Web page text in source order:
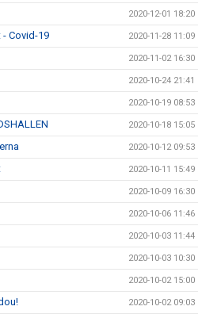
2020-12-01 18:20
Covid-19 2020-11-28 11:09
2020-11-02 16:30
2020-10-24 21:41
2020-10-19 08:53
2020-10-18 15:05
2020-10-12 09:53
2020-10-11 15:49
2020-10-09 16:30
2020-10-06 11:46
2020-10-03 11:44
2020-10-03 10:30
2020-10-02 15:00
2020-10-02 09:03